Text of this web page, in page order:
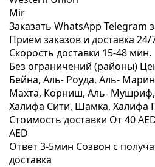
Mir
Заказать WhatsApp Telegram
Приём заказов и доставка 24/
Скорость доставки 15-48 мин.
Без ограничений (районы)
Бейна, Аль- Роуда, Аль-
Махта, Корниш, Аль-
Халифа Сити, Шамка, Халифа
Стоимость доставки От 40
AED
Ответ 3-5мин Созвон с
доставка